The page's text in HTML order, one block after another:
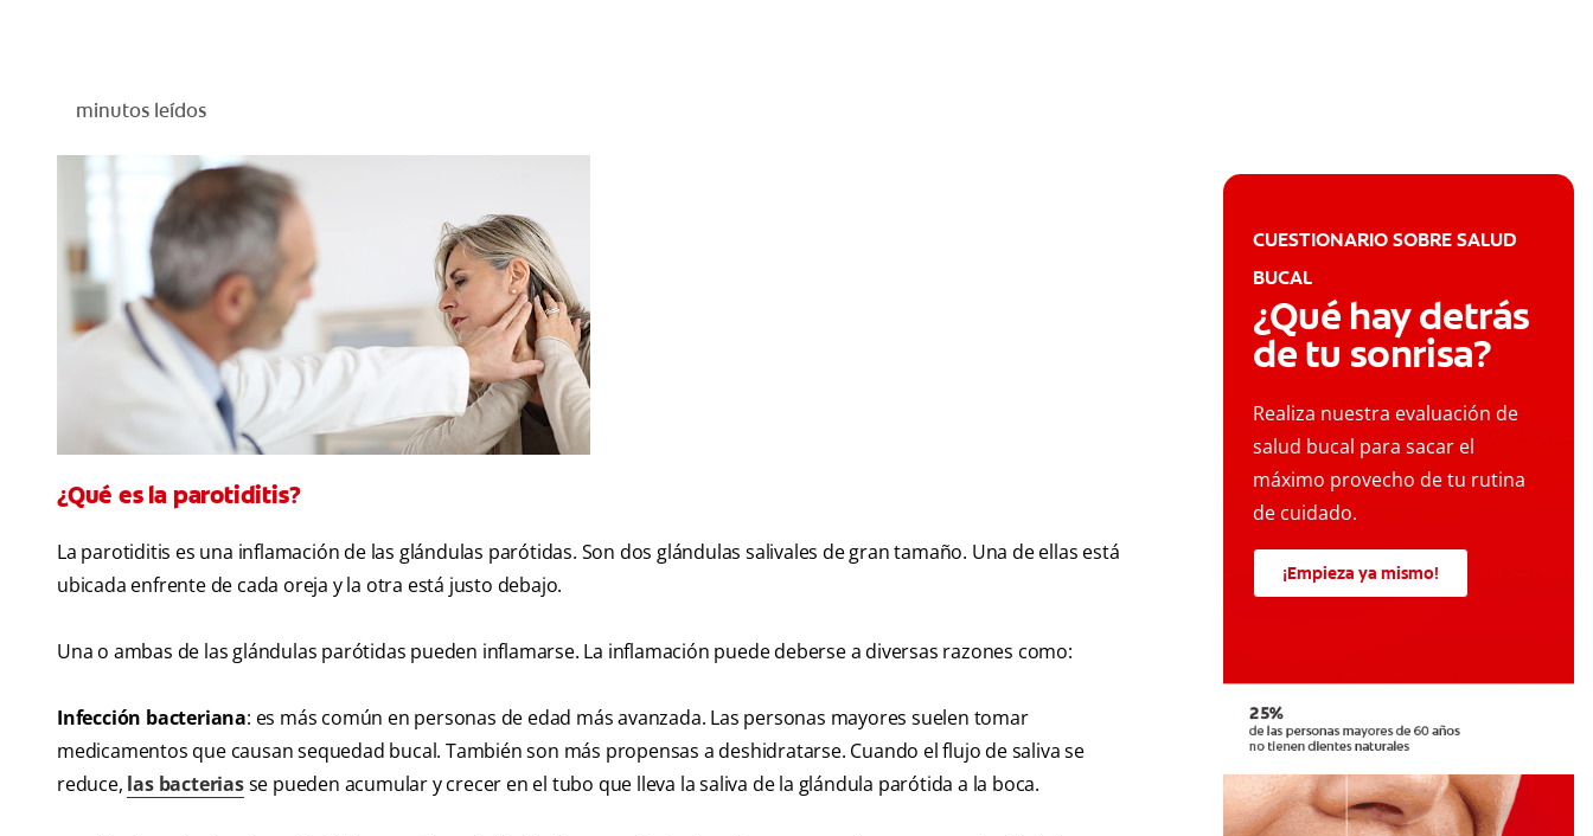
minutos leídos
¿Qué es la parotiditis?
La parotiditis es una inflamación de las glándulas parótidas. Son dos glándulas salivales de gran tamaño. Una de ellas está
ubicada enfrente de cada oreja y la otra está justo debajo.
Una o ambas de las glándulas parótidas pueden inflamarse. La inflamación puede deberse a diversas razones como:
Infección bacteriana: es más común en personas de edad más avanzada. Las personas mayores suelen tomar
medicamentos que causan sequedad bucal. También son más propensas a deshidratarse. Cuando el flujo de saliva se
reduce, las bacteriasse pueden acumular y crecer en el tubo que lleva la saliva de la glándula parótida a la boca.
CUESTIONARIO SOBRE SALUD
BUCAL
¿Qué hay detrás
de tu sonrisa?
Realiza nuestra evaluación de
salud bucal para sacar el
máximo provecho de tu rutina
de cuidado.
¡Empieza ya mismo!